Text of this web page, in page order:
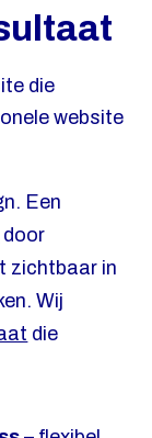
die
website
Een
door
zichtbaar in
Wij
die